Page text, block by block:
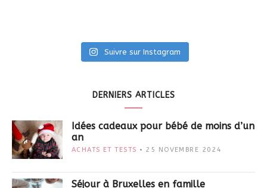
Suivre sur Instagram
DERNIERS ARTICLES
Idées cadeaux pour bébé de moins d’un
an
ACHATS ET TESTS 25 NOVEMBRE 2024
Séjour à Bruxelles en famille